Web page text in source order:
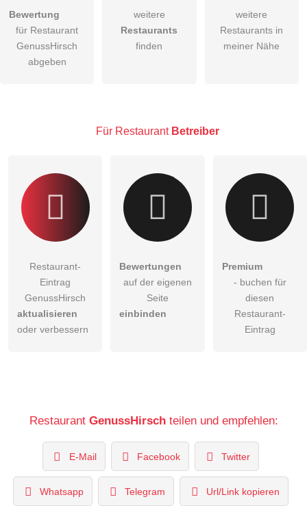
Hiermit akzeptiere ich dieAGB
DieDatenschutzerklärung habe ich zur Kenntnis genommen.
Besucher sichtbar.
Bewertung
für Restaurant
GenussHirsch
abgeben
weitere
Restaurants
finden
weitere
Restaurants in
meiner Nähe
Für Restaurant Betreiber
Restaurant-
Eintrag
GenussHirsch
aktualisieren
oder verbessern
Bewertungen
auf der eigenen
Seite
einbinden
Premium
- buchen für
diesen
Restaurant-
Eintrag
Restaurant GenussHirschteilen und empfehlen:
E-Mail Facebook Twitter
Whatsapp Telegram Url/Link kopieren